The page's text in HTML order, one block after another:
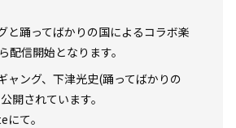
と踊ってばかりの国によるコラボ楽
配信開始となります。
ャング、下津光史(踊ってばかりの
開されています。
て。